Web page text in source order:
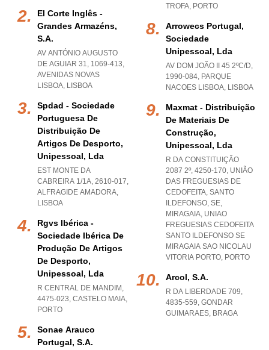
El Corte Inglês -
Grandes Armazéns,
S.a.
AV ANTÓNIO AUGUSTO
DE AGUIAR 31, 1069-413,
AVENIDAS NOVAS
LISBOA, LISBOA
Spdad - Sociedade
Portuguesa De
Distribuição De
Artigos De Desporto,
Unipessoal, Lda
EST MONTE DA
CABREIRA 1/1A, 2610-017,
ALFRAGIDE AMADORA,
LISBOA
Rgvs Ibérica -
Sociedade Ibérica De
Produção De Artigos
De Desporto,
Unipessoal, Lda
R CENTRAL DE MANDIM,
4475-023, CASTELO MAIA,
PORTO
Sonae Arauco
Portugal, S.a.
TROFA, PORTO
Arrowecs Portugal,
Sociedade
Unipessoal, Lda
AV DOM JOÃO II 45 2ºC/D,
1990-084, PARQUE
NACOES LISBOA, LISBOA
Maxmat - Distribuição
De Materiais De
Construção,
Unipessoal, Lda
R DA CONSTITUIÇÃO
2087 2º, 4250-170, UNIÃO
DAS FREGUESIAS DE
CEDOFEITA, SANTO
ILDEFONSO, SE,
MIRAGAIA, UNIAO
FREGUESIAS CEDOFEITA
SANTO ILDEFONSO SE
MIRAGAIA SAO NICOLAU
VITORIA PORTO, PORTO
Arcol, S.a.
R DA LIBERDADE 709,
4835-559, GONDAR
GUIMARAES, BRAGA